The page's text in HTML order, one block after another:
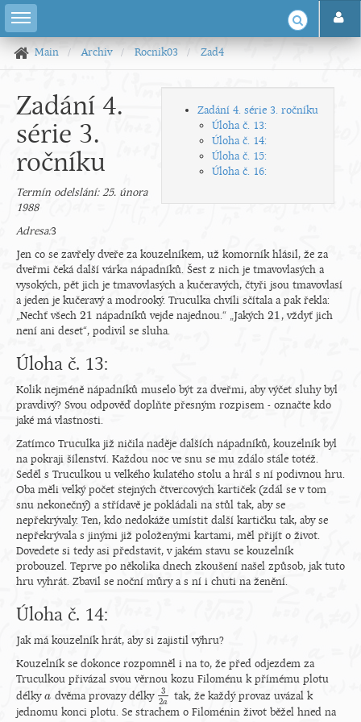
Main Archiv Rocnik03 Zad4
Zadání 4. série 3. ročníku
Úloha č. 13:
Úloha č. 14:
Úloha č. 15:
Úloha č. 16:
Zadání 4.
série 3.
ročníku
Termín odelslání: 25. února
1988
Adresa:3
Jen co se zavřely dveře za kouzelníkem, už komorník hlásil, že za
dveřmi čeká další várka nápadníků. Šest z nich je tmavovlasých a
vysokých, pět jich je tmavovlasých a kučeravých, čtyři jsou tmavovlasí
a jeden je kučeravý a modrooký. Truculka chvíli sčítala a pak řekla:
„Nechť všech 21
21 nápadníků vejde najednou.“ „Jakých21
21 , vždyť jich
není ani deset“, podivil se sluha.
Úloha č. 13:
Kolik nejméně nápadníků muselo být za dveřmi, aby výčet sluhy byl
pravdivý? Svou odpověď doplňte přesným rozpisem - označte kdo
jaké má vlastnosti.
Zatímco Truculka již ničila naděje dalších nápadníků, kouzelník byl
na pokraji šílenství. Každou noc ve snu se mu zdálo stále totéž.
Seděl s Truculkou u velkého kulatého stolu a hrál s ní podivnou hru.
Oba měli velký počet stejných čtvercových kartiček (zdál se v tom
snu nekonečný) a střídavě je pokládali na stůl tak, aby se
nepřekrývaly. Ten, kdo nedokáže umístit další kartičku tak, aby se
nepřekrývala s jinými již položenými kartami, měl přijít o život.
Dovedete si tedy asi představit, v jakém stavu se kouzelník
probouzel. Teprve po několika dnech zkoušení našel způsob, jak tuto
hru vyhrát. Zbavil se noční můry a s ní i chuti na ženění.
Úloha č. 14:
Jak má kouzelník hrát, aby si zajistil výhru?
Kouzelník se dokonce rozpomněl i na to, že před odjezdem za
Truculkou přivázal svou věrnou kozu Filoménu k přímému plotu
délky a
a dvěma provazy délky
3
2a
32a tak, že každý provaz uvázal k
jednomu konci plotu. Se strachem o Filoménin život běžel hned na